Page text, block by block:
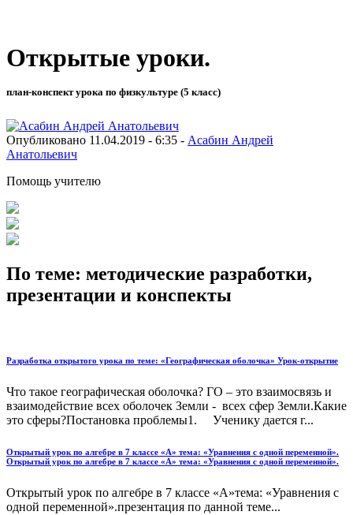
Открытые уроки.
план-конспект урока по физкультуре (5 класс)
Опубликовано 11.04.2019 - 6:35 - Асабин Андрей
Анатольевич
Помощь учителю
По теме: методические разработки,
презентации и конспекты
Разработка открытого урока по теме: «Географическая оболочка» Урок-открытие
Что такое географическая оболочка? ГО – это взаимосвязь и
взаимодействие всех оболочек Земли - всех сфер Земли.Какие
это сферы?Постановка проблемы1. Ученику дается г...
Открытый урок по алгебре в 7 классе «А» тема: «Уравнения с одной переменной».
Открытый урок по алгебре в 7 классе «А» тема: «Уравнения с одной переменной».
Открытый урок по алгебре в 7 классе «А»тема: «Уравнения с
одной переменной».презентация по данной теме...